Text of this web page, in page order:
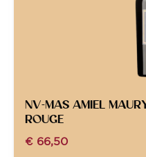
NV-MAS AMIEL
ROUGE
€ 66,50